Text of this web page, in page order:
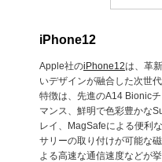
iPhone12
Apple社のiPhone12は、革
いデザインが融合した次世
特徴は、先進のA14 Bionic
マンス、鮮明で色彩豊かな
レイ、MagSafeによる便利
サリーの取り付けが可能な
よる高速な通信速度などが